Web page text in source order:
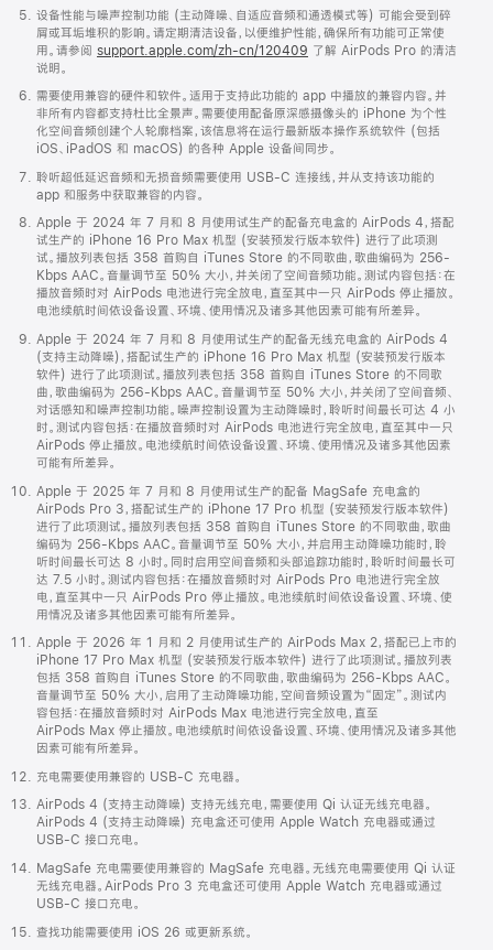
设备性能与噪声控制功能 (主动降噪、自适应音频和通透模式等) 可能会受到碎
屑或耳垢堆积的影响。请定期清洁设备，以便维护性能，确保所有功能可正常使
用。请参阅 support.apple.com/zh-cn/120409 了解 AirPods Pro 的清洁
说明。
需要使用兼容的硬件和软件。适用于支持此功能的 app 中播放的兼容内容。并
非所有内容都支持杜比全景声。需要使用配备原深感摄像头的 iPhone 为个性
化空间音频创建个人轮廓档案，该信息将在运行最新版本操作系统软件 (包括
iOS、iPadOS 和 macOS) 的各种 Apple 设备间同步。
聆听超低延迟音频和无损音频需要使用 USB-C 连接线，并从支持该功能的
app 和服务中获取兼容的内容。
Apple 于 2024 年 7 月和 8 月使用试生产的配备充电盒的 AirPods 4，搭配
试生产的 iPhone 16 Pro Max 机型 (安装预发行版本软件) 进行了此项测
试。播放列表包括 358 首购自 iTunes Store 的不同歌曲，歌曲编码为 256-
Kbps AAC。音量调节至 50% 大小，并关闭了空间音频功能。测试内容包括：在
播放音频时对 AirPods 电池进行完全放电，直至其中一只 AirPods 停止播放。
电池续航时间依设备设置、环境、使用情况及诸多其他因素可能有所差异。
Apple 于 2024 年 7 月和 8 月使用试生产的配备无线充电盒的 AirPods 4
(支持主动降噪)，搭配试生产的 iPhone 16 Pro Max 机型 (安装预发行版本
软件) 进行了此项测试。播放列表包括 358 首购自 iTunes Store 的不同歌
曲，歌曲编码为 256-Kbps AAC。音量调节至 50% 大小，并关闭了空间音频、
对话感知和噪声控制功能。噪声控制设置为主动降噪时，聆听时间最长可达 4 小
时。测试内容包括：在播放音频时对 AirPods 电池进行完全放电，直至其中一只
AirPods 停止播放。电池续航时间依设备设置、环境、使用情况及诸多其他因素
可能有所差异。
Apple 于 2025 年 7 月和 8 月使用试生产的配备 MagSafe 充电盒的
AirPods Pro 3，搭配试生产的 iPhone 17 Pro 机型 (安装预发行版本软件)
进行了此项测试。播放列表包括 358 首购自 iTunes Store 的不同歌曲，歌曲
编码为 256-Kbps AAC。音量调节至 50% 大小，并启用主动降噪功能时，聆
听时间最长可达 8 小时。同时启用空间音频和头部追踪功能时，聆听时间最长可
达 7.5 小时。测试内容包括：在播放音频时对 AirPods Pro 电池进行完全放
电，直至其中一只 AirPods Pro 停止播放。电池续航时间依设备设置、环境、使
用情况及诸多其他因素可能有所差异。
Apple 于 2026 年 1 月和 2 月使用试生产的 AirPods Max 2，搭配已上市的
iPhone 17 Pro Max 机型 (安装预发行版本软件) 进行了此项测试。播放列表
包括 358 首购自 iTunes Store 的不同歌曲，歌曲编码为 256-Kbps AAC。
音量调节至 50% 大小，启用了主动降噪功能，空间音频设置为“固定”。测试内
容包括：在播放音频时对 AirPods Max 电池进行完全放电，直至
AirPods Max 停止播放。电池续航时间依设备设置、环境、使用情况及诸多其他
因素可能有所差异。
充电需要使用兼容的 USB-C 充电器。
AirPods 4 (支持主动降噪) 支持无线充电，需要使用 Qi 认证无线充电器。
AirPods 4 (支持主动降噪) 充电盒还可使用 Apple Watch 充电器或通过
USB-C 接口充电。
MagSafe 充电需要使用兼容的 MagSafe 充电器。无线充电需要使用 Qi 认证
无线充电器。AirPods Pro 3 充电盒还可使用 Apple Watch 充电器或通过
USB-C 接口充电。
查找功能需要使用 iOS 26 或更新系统。